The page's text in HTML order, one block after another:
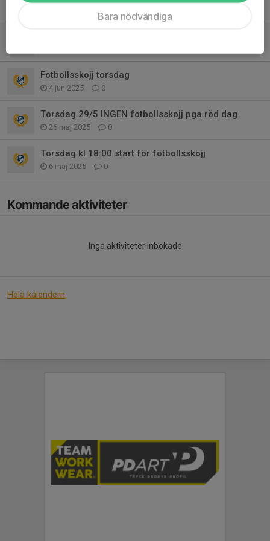
Fotbollsskojj torsdag
4 jun 2025 0
Torsdag 29/5 INGEN fotbollsskojj pga röd dag
26 maj 2025 0
Torsdag kl 18:00 start för fotbollsskojj.
6 maj 2025 0
Kommande aktiviteter
Inga aktiviteter inbokade
Hela kalendern
Bara nödvändiga